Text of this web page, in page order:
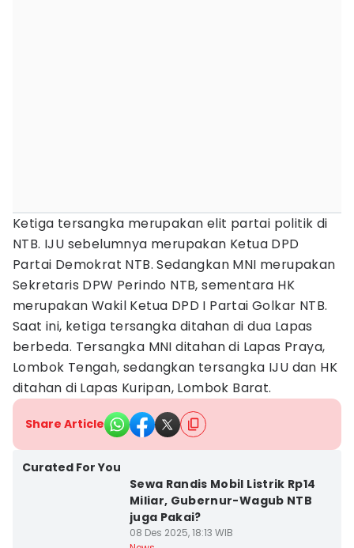
Ketiga tersangka merupakan elit partai politik di
NTB. IJU sebelumnya merupakan Ketua DPD
Partai Demokrat NTB. Sedangkan MNI merupakan
Sekretaris DPW Perindo NTB, sementara HK
merupakan Wakil Ketua DPD I Partai Golkar NTB.
Saat ini, ketiga tersangka ditahan di dua Lapas
berbeda. Tersangka MNI ditahan di Lapas Praya,
Lombok Tengah, sedangkan tersangka IJU dan HK
ditahan di Lapas Kuripan, Lombok Barat.
Share Article
Curated For You
Sewa Randis Mobil Listrik Rp14
Miliar, Gubernur-Wagub NTB
juga Pakai?
08 Des 2025, 18:13 WIB